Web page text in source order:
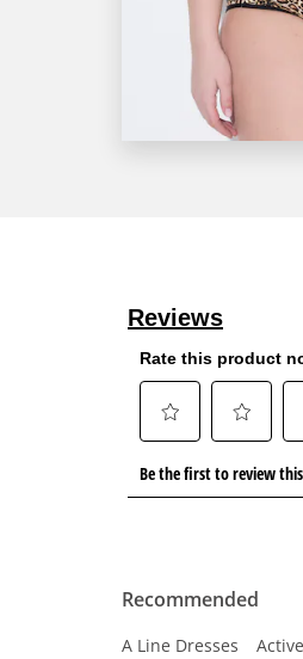
Recommended
A Line Dresses